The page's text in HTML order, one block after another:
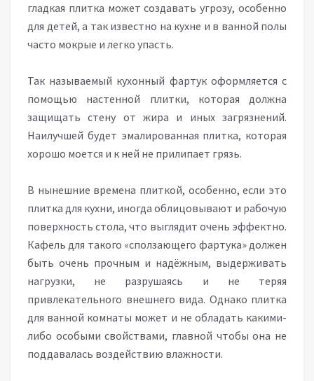
гладкая плитка может создавать угрозу, особенно
для детей, а так известно на кухне и в ванной полы
часто мокрые и легко упасть.
Так называемый кухонный фартук оформляется с
помощью настенной плитки, которая должна
защищать стену от жира и иных загрязнений.
Наилучшей будет эмалированная плитка, которая
хорошо моется и к ней не прилипает грязь.
В нынешние времена плиткой, особенно, если это
плитка для кухни, иногда облицовывают и рабочую
поверхность стола, что выглядит очень эффектно.
Кафель для такого «сползающего фартука» должен
быть очень прочным и надёжным, выдерживать
нагрузки, не разрушаясь и не теряя
привлекательного внешнего вида. Однако плитка
для ванной комнаты может и не обладать какими-
либо особыми свойствами, главной чтобы она не
поддавалась воздействию влажности.